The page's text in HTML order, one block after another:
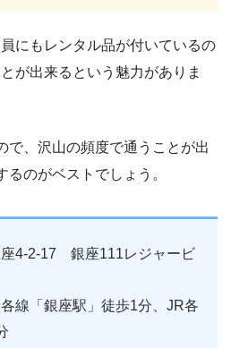
にもレンタル品が付いているの
が出来るという魅力がありま
で、沢山の頻度で通うことが出
のがベストでしょう。
4-2-17 銀座111レジャービ
線「銀座駅」徒歩1分、JR各